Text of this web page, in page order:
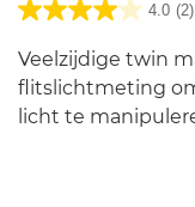
4.0 (2)
Veelzijdige twin
flitslichtmeting
licht te